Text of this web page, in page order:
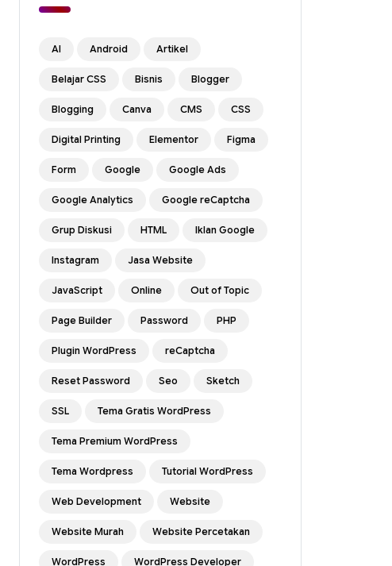
AI Android Artikel
Belajar CSS Bisnis Blogger
Blogging Canva CMS CSS
Digital Printing Elementor Figma
Form Google Google Ads
Google Analytics Google reCaptcha
Grup Diskusi HTML Iklan Google
Instagram Jasa Website
JavaScript Online Out of Topic
Page Builder Password PHP
Plugin WordPress reCaptcha
Reset Password Seo Sketch
SSL Tema Gratis WordPress
Tema Premium WordPress
Tema Wordpress Tutorial WordPress
Web Development Website
Website Murah Website Percetakan
WordPress WordPress Developer